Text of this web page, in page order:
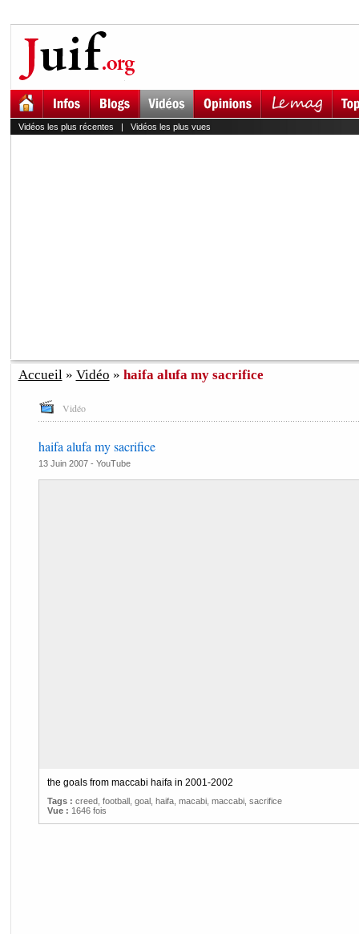
Vidéos les plus récentes | Vidéos les plus vues
Accueil» Vidéo » haifa alufa my sacrifice
Vidéo
haifa alufa my sacrifice
13 Juin 2007 - YouTube
the goals from maccabi haifa in 2001-2002
Tags : creed, football, goal, haifa, macabi, maccabi, sacrifice
Vue : 1646 fois